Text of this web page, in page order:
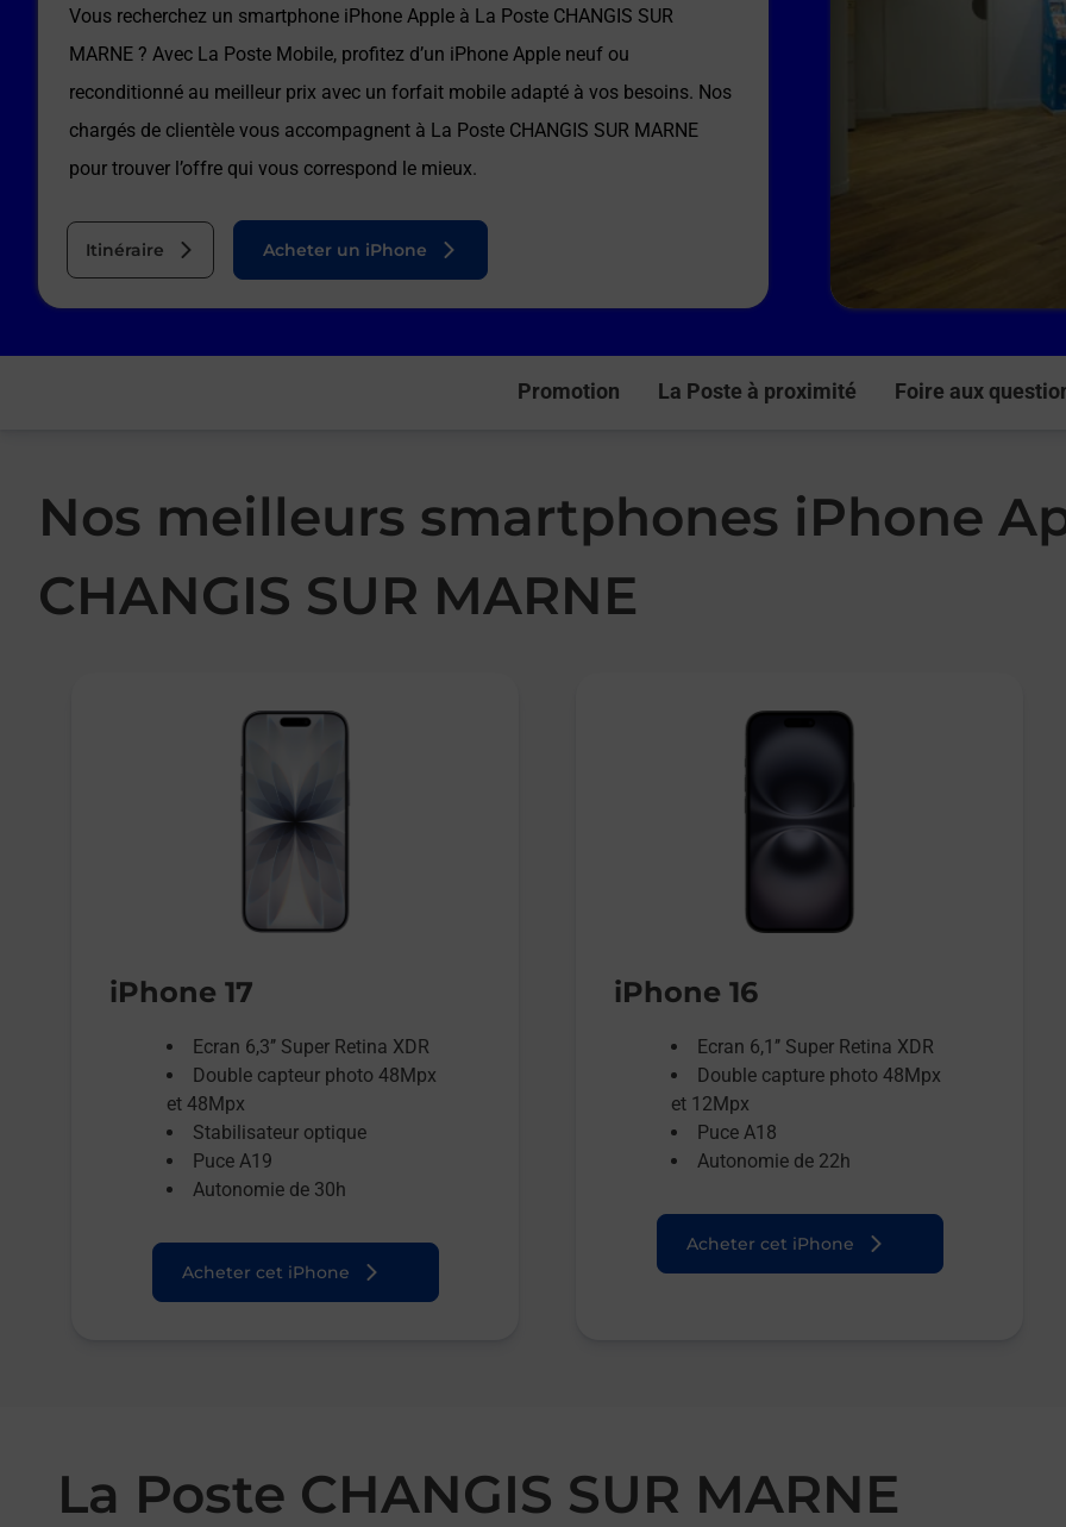
Vous recherchez un smartphone iPhone Apple à La Poste CHANGIS SUR
MARNE ? Avec La Poste Mobile, profitez d’un iPhone Apple neuf ou
reconditionné au meilleur prix avec un forfait mobile adapté à vos besoins. Nos
chargés de clientèle vous accompagnent à La Poste CHANGIS SUR MARNE
pour trouver l’offre qui vous correspond le mieux.
Itinéraire Acheter un iPhone
Promotion La Poste à proximité Foire aux
Nos meilleurs smartphones iPhone
CHANGIS SUR MARNE
iPhone 17
Ecran 6,3’’ Super Retina XDR
Double capteur photo 48Mpx
et 48Mpx
Stabilisateur optique
Puce A19
Autonomie de 30h
Acheter cet iPhone
iPhone 16
Ecran 6,1’’ Super Retina XDR
Double capture photo 48Mpx
et 12Mpx
Puce A18
Autonomie de 22h
Acheter cet iPhone
La Poste CHANGIS SUR MARNE